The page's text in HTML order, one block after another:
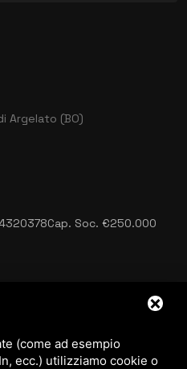
Argelato (BO)
Cap. Soc. €250.000
(come ad esempio
ecc.) utilizziamo cookie o